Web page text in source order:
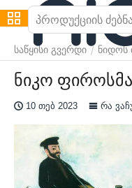
საწყისი გვერდი /
ნიკო
10 თებ 2023 რა